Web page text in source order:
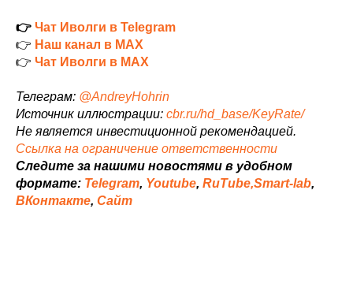
👉 Чат Иволги в Telegram
👉 Наш канал в MAX
👉 Чат Иволги в MAX
Телеграм: @AndreyHohrin
Источник иллюстрации: cbr.ru/hd_base/KeyRate/
Не является инвестиционной рекомендацией.
Ссылка на ограничение ответственности
Следите за нашими новостями в удобном
формате: Telegram, Youtube, RuTube,Smart-lab,
ВКонтакте, Сайт